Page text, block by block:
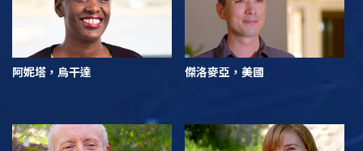
阿妮塔，烏干達 傑洛麥亞，美國